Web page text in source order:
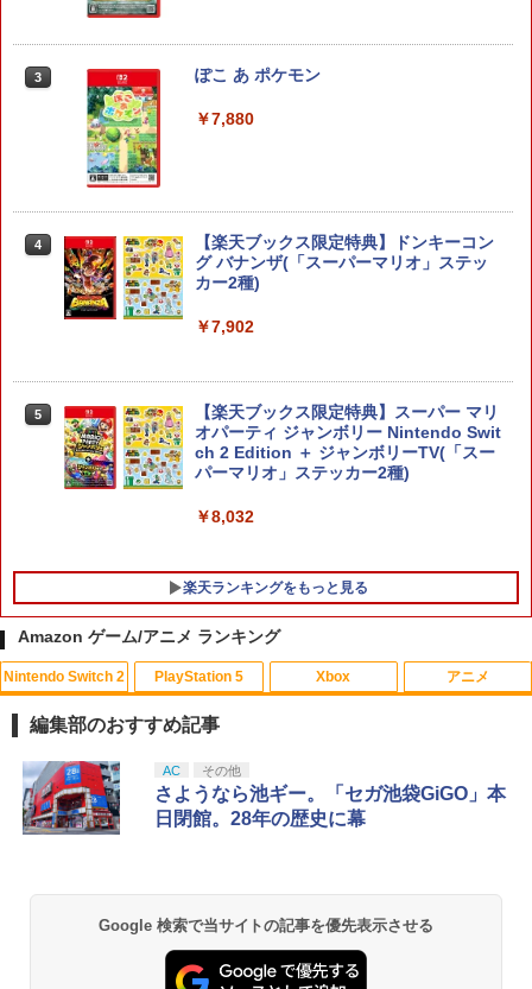
3 ぽこ あ ポケモン
￥7,880
4
【楽天ブックス限定特典】ドンキーコン
グ バナンザ(「スーパーマリオ」ステッ
カー2種)
￥7,902
5
【楽天ブックス限定特典】スーパー マリ
オパーティ ジャンボリー Nintendo Swit
ch 2 Edition ＋ ジャンボリーTV(「スー
パーマリオ」ステッカー2種)
￥8,032
楽天ランキングをもっと見る
1
FPS エイム アシストキャップ PS5 PS4
コントローラ 対応 Playstation プレイス
テーション 対戦 APEX cod フォトナ FP
パープル オレンジ シューティングゲー
ム アクションゲーム プレステ プレステ5
プレステ4
g 【CEROレーティング「Z」】
1 【中古】戦国無双 Chronicle - 3DS
￥367
1
【中古】【未使用品】カーズ2 MovieNE
X [DVDのみ]
Amazon ゲーム/アニメ ランキング
Nintendo Switch 2
1
スプラトゥーン レイダース|オンライン
コード版
スプラトゥーン レイダース -Switch2
￥6,455
PlayStation 5
1
PlayStation 5 デジタル・エディション
日本語専用 Console Language: Japan
ese only (CFI-2200B01)
プロダクトコード 封入
Xbox
1
【純正品】Xbox ワイヤレス コントロー
ラー + USB-C® ケーブル
Xbox プリペイドカード 5,000円 デジタ
ンラインコード]
アニメ
1
【Amazon.co.jp限定】劇場版モノノ怪
第三章 蛇神 (Amazon.co.jp限定オリジ
ナル三方背収納ケース付きコレクション)
(オリジナル特典:オリジナル巾着＋メー
ボード付) [Blu-ray]
￥10,780
編集部のおすすめ記事
AC その他
さようなら池ギー。「セガ池袋GiGO」本
日閉館。28年の歴史に幕
Google 検索で当サイトの記事を優先表示させる